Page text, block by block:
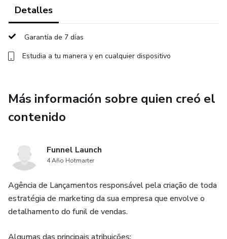
Detalles
Garantía de 7 días
Estudia a tu manera y en cualquier dispositivo
Más información sobre quien creó el
contenido
Funnel Launch
4 Año Hotmarter
Agência de Lançamentos responsável pela criação de toda
estratégia de marketing da sua empresa que envolve o
detalhamento do funil de vendas.